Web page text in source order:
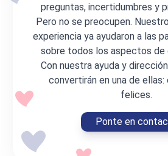
preguntas, incertidumbres y
Pero no se preocupen.
experiencia ya ayudaron a las
sobre todos los aspectos de
Con nuestra ayuda y
convertirán en una de ellas:
felices.
Ponte en